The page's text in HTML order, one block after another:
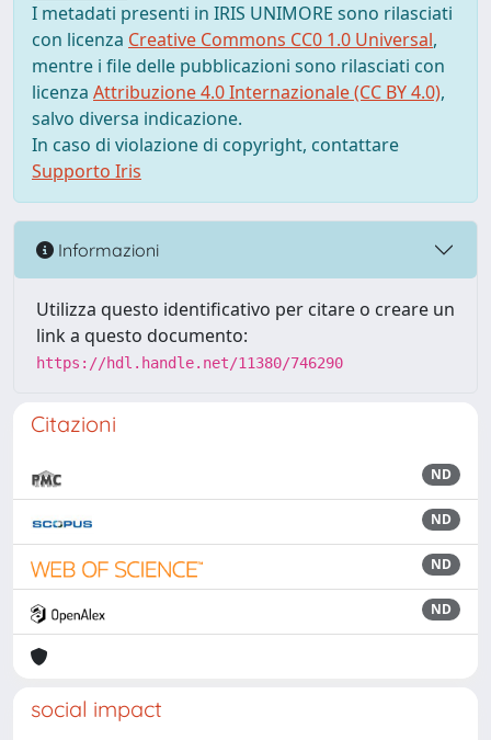
I metadati presenti in IRIS UNIMORE sono rilasciati
con licenza Creative Commons CC0 1.0 Universal,
mentre i file delle pubblicazioni sono rilasciati con
licenza Attribuzione 4.0 Internazionale (CC BY 4.0),
salvo diversa indicazione.
In caso di violazione di copyright, contattare
Supporto Iris
Informazioni
Utilizza questo identificativo per citare o creare un
link a questo documento:
https://hdl.handle.net/11380/746290
Citazioni
ND
ND
ND
ND
social impact